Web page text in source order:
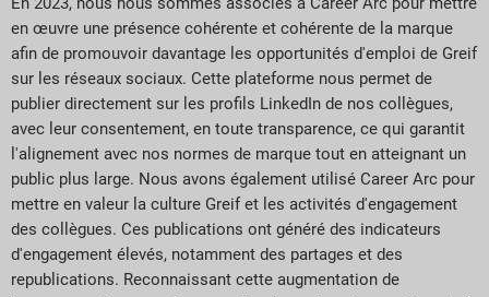
en œuvre une présence cohérente et cohérente de la marque
afin de promouvoir davantage les opportunités d'emploi de Greif
sur les réseaux sociaux. Cette plateforme nous permet de
publier directement sur les profils LinkedIn de nos collègues,
avec leur consentement, en toute transparence, ce qui garantit
l'alignement avec nos normes de marque tout en atteignant un
public plus large. Nous avons également utilisé Career Arc pour
mettre en valeur la culture Greif et les activités d'engagement
des collègues. Ces publications ont généré des indicateurs
d'engagement élevés, notamment des partages et des
republications. Reconnaissant cette augmentation de